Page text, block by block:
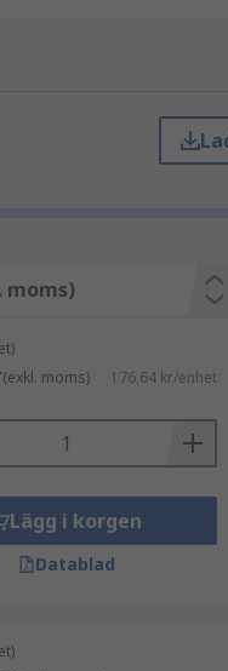
förhindrar oönskad
med inbyggda
Det finns också
moms)
(exkl. moms) 176,64 kr/enhet
Lägg i korgen
Datablad